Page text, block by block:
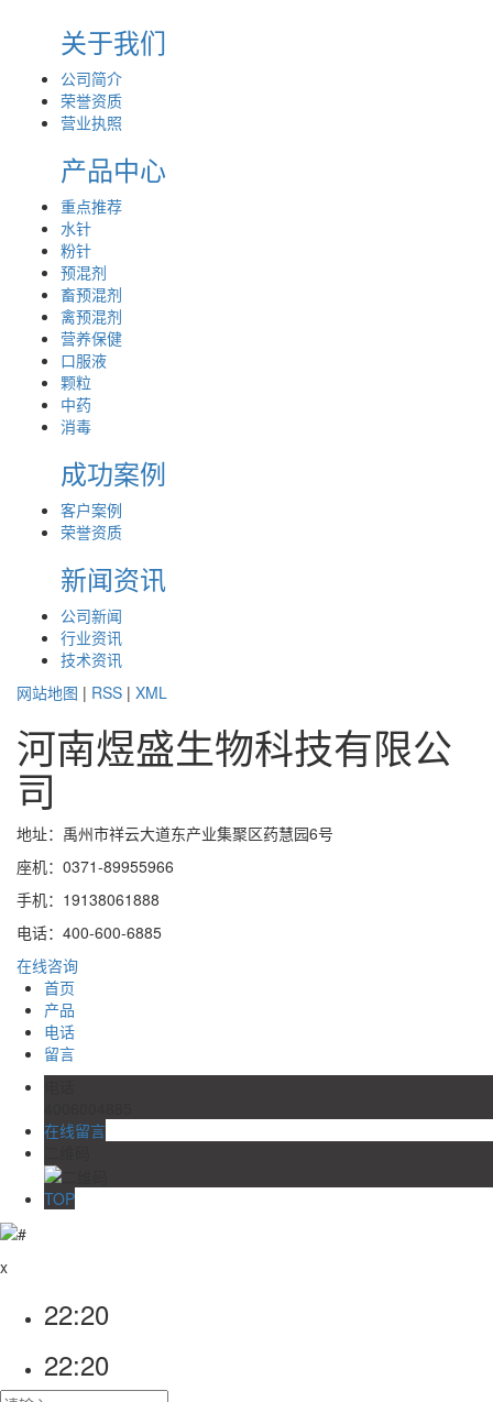
关于我们
公司简介
荣誉资质
营业执照
产品中心
重点推荐
水针
粉针
预混剂
畜预混剂
禽预混剂
营养保健
口服液
颗粒
中药
消毒
成功案例
客户案例
荣誉资质
新闻资讯
公司新闻
行业资讯
技术资讯
网站地图 | RSS | XML
河南煜盛生物科技有限公
司
地址：禹州市祥云大道东产业集聚区药慧园6号
座机：0371-89955966
手机：19138061888
电话：400-600-6885
在线咨询
首页
产品
电话
留言
在线留言
TOP
x
22:20
22:20